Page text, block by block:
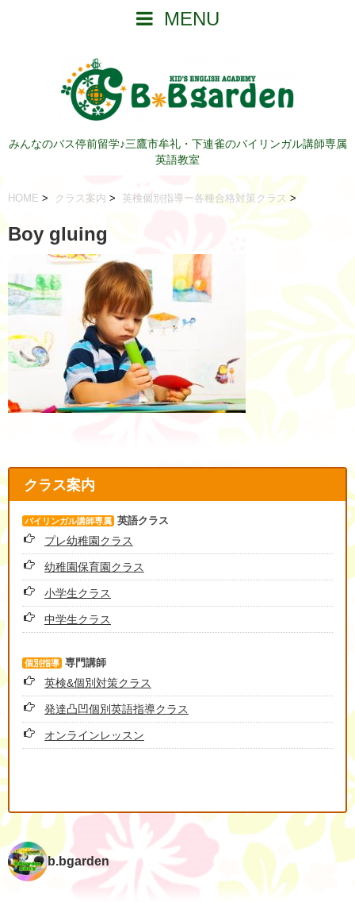
MENU
みんなのバス停前留学♪三鷹市牟礼・下連雀のバイリンガル講師専属
英語教室
HOME > クラス案内 > 英検個別指導ー各種合格対策クラス >
Boy gluing
クラス案内
バイリンガル講師専属 英語クラス
プレ幼稚園クラス
幼稚園保育園クラス
小学生クラス
中学生クラス
個別指導 専門講師
英検&個別対策クラス
発達凸凹個別英語指導クラス
オンラインレッスン
b.bgarden